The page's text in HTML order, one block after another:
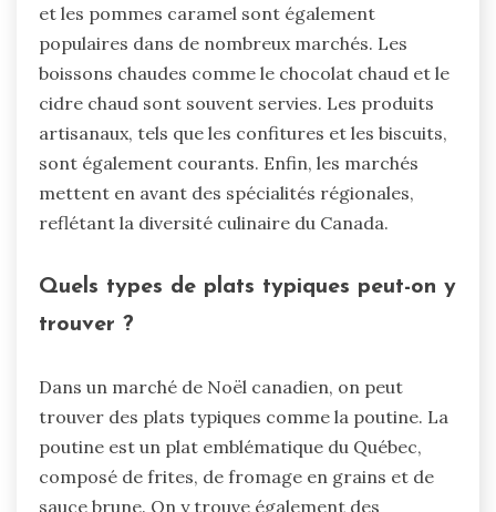
et les pommes caramel sont également
populaires dans de nombreux marchés. Les
boissons chaudes comme le chocolat chaud et le
cidre chaud sont souvent servies. Les produits
artisanaux, tels que les confitures et les biscuits,
sont également courants. Enfin, les marchés
mettent en avant des spécialités régionales,
reflétant la diversité culinaire du Canada.
Quels types de plats typiques peut-on y
trouver ?
Dans un marché de Noël canadien, on peut
trouver des plats typiques comme la poutine. La
poutine est un plat emblématique du Québec,
composé de frites, de fromage en grains et de
sauce brune. On y trouve également des